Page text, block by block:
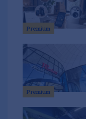
Premium
Premium